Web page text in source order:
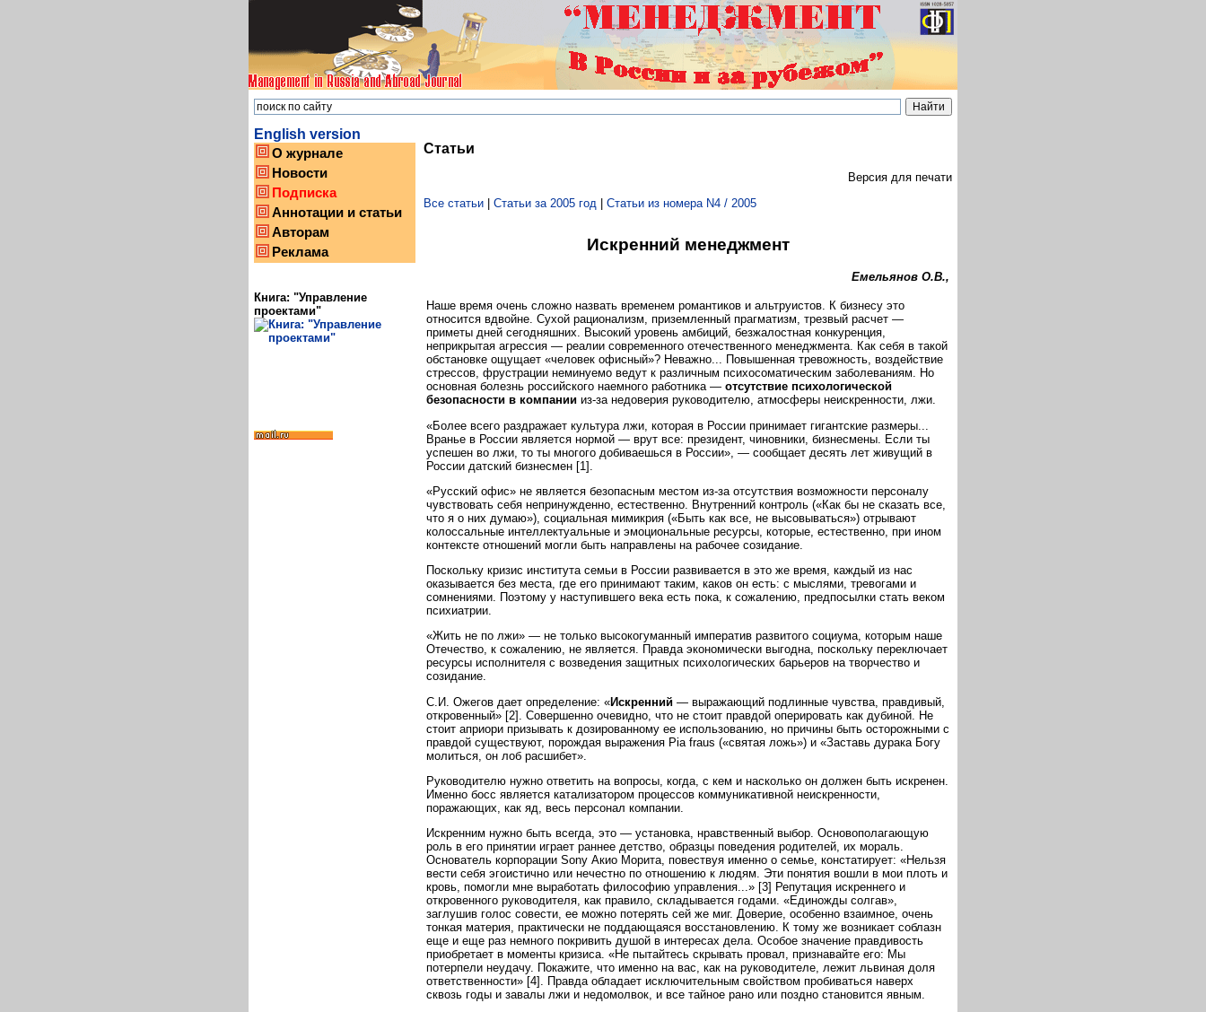
English version
О журнале
Новости
Подписка
Аннотации и статьи
Авторам
Реклама
Книга: "Управление
проектами"
Статьи
Версия для печати
Все статьи | Статьи за 2005 год | Статьи из номера N4 / 2005
Искренний менеджмент
Емельянов О.В.,
Наше время очень сложно назвать временем романтиков и альтруистов. К бизнесу это
относится вдвойне. Сухой рационализм, приземленный прагматизм, трезвый расчет —
приметы дней сегодняшних. Высокий уровень амбиций, безжалостная конкуренция,
неприкрытая агрессия — реалии современного отечественного менеджмента. Как себя в такой
обстановке ощущает «человек офисный»? Неважно... Повышенная тревожность, воздействие
стрессов, фрустрации неминуемо ведут к различным психосоматическим заболеваниям. Но
основная болезнь российского наемного работника — отсутствие психологической
безопасности в компании из-за недоверия руководителю, атмосферы неискренности, лжи.
«Более всего раздражает культура лжи, которая в России принимает гигантские размеры...
Вранье в России является нормой — врут все: президент, чиновники, бизнесмены. Если ты
успешен во лжи, то ты многого добиваешься в России», — сообщает десять лет живущий в
России датский бизнесмен [1].
«Русский офис» не является безопасным местом из-за отсутствия возможности персоналу
чувствовать себя непринужденно, естественно. Внутренний контроль («Как бы не сказать все,
что я о них думаю»), социальная мимикрия («Быть как все, не высовываться») отрывают
колоссальные интеллектуальные и эмоциональные ресурсы, которые, естественно, при ином
контексте отношений могли быть направлены на рабочее созидание.
Поскольку кризис института семьи в России развивается в это же время, каждый из нас
оказывается без места, где его принимают таким, каков он есть: с мыслями, тревогами и
сомнениями. Поэтому у наступившего века есть пока, к сожалению, предпосылки стать веком
психиатрии.
«Жить не по лжи» — не только высокогуманный императив развитого социума, которым наше
Отечество, к сожалению, не является. Правда экономически выгодна, поскольку переключает
ресурсы исполнителя с возведения защитных психологических барьеров на творчество и
созидание.
С.И. Ожегов дает определение: «Искренний — выражающий подлинные чувства, правдивый,
откровенный» [2]. Совершенно очевидно, что не стоит правдой оперировать как дубиной. Не
стоит априори призывать к дозированному ее использованию, но причины быть осторожными с
правдой существуют, порождая выражения Pia fraus («святая ложь») и «Заставь дурака Богу
молиться, он лоб расшибет».
Руководителю нужно ответить на вопросы, когда, с кем и насколько он должен быть искренен.
Именно босс является катализатором процессов коммуникативной неискренности,
поражающих, как яд, весь персонал компании.
Искренним нужно быть всегда, это — установка, нравственный выбор. Основополагающую
роль в его принятии играет раннее детство, образцы поведения родителей, их мораль.
Основатель корпорации Sony Акио Морита, повествуя именно о семье, констатирует: «Нельзя
вести себя эгоистично или нечестно по отношению к людям. Эти понятия вошли в мои плоть и
кровь, помогли мне выработать философию управления...» [3] Репутация искреннего и
откровенного руководителя, как правило, складывается годами. «Единожды солгав»,
заглушив голос совести, ее можно потерять сей же миг. Доверие, особенно взаимное, очень
тонкая материя, практически не поддающаяся восстановлению. К тому же возникает соблазн
еще и еще раз немного покривить душой в интересах дела. Особое значение правдивость
приобретает в моменты кризиса. «Не пытайтесь скрывать провал, признавайте его: Мы
потерпели неудачу. Покажите, что именно на вас, как на руководителе, лежит львиная доля
ответственности» [4]. Правда обладает исключительным свойством пробиваться наверх
сквозь годы и завалы лжи и недомолвок, и все тайное рано или поздно становится явным.